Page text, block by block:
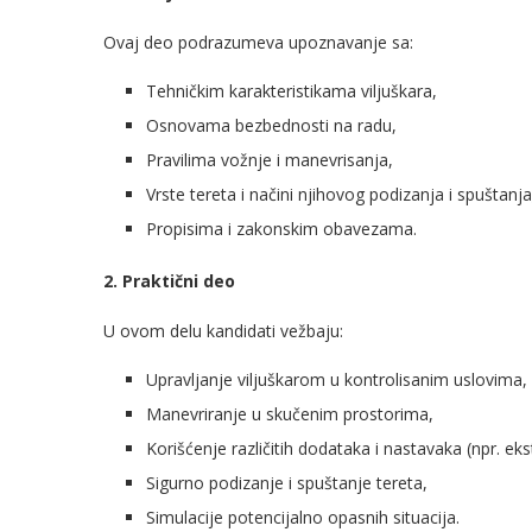
Ovaj deo podrazumeva upoznavanje sa:
Tehničkim karakteristikama viljuškara,
Osnovama bezbednosti na radu,
Pravilima vožnje i manevrisanja,
Vrste tereta i načini njihovog podizanja i
Propisima i zakonskim obavezama.
2. Praktični deo
U ovom delu kandidati vežbaju:
Upravljanje viljuškarom u kontrolisanim uslovima,
Manevriranje u skučenim prostorima,
Korišćenje različitih dodataka i nastavaka (npr.
Sigurno podizanje i spuštanje tereta,
Simulacije potencijalno opasnih situacija.